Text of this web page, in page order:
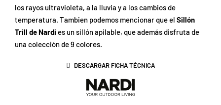
los rayos ultravioleta, a la lluvia y a los cambios de
temperatura. Tambien podemos mencionar que el Sillón
Trill de Nardi es un sillón apilable, que además disfruta de
una colección de 9 colores.
DESCARGAR FICHA TÉCNICA